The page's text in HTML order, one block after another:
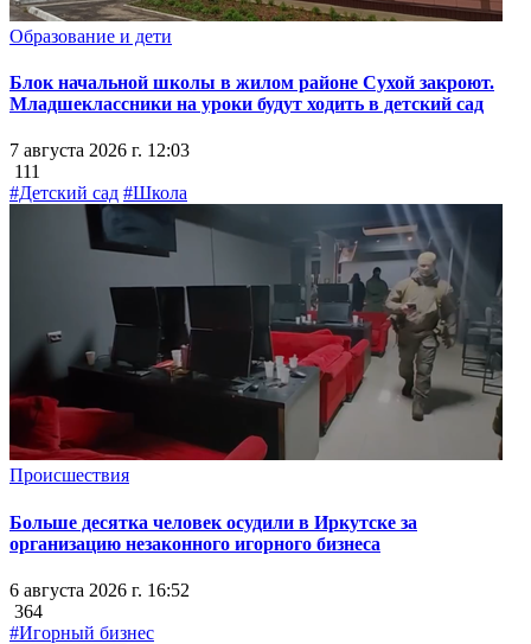
Образование и дети
Блок начальной школы в жилом районе Сухой закроют.
Младшеклассники на уроки будут ходить в детский сад
7 августа 2026 г. 12:03
111
#Детский сад #Школа
Происшествия
Больше десятка человек осудили в Иркутске за
организацию незаконного игорного бизнеса
6 августа 2026 г. 16:52
364
#Игорный бизнес